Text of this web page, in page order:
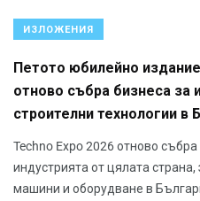
ИЗЛОЖЕНИЯ
Петото юбилейно
отново събра бизнеса за
строителни технологии в
Techno Expo 2026 отново
индустрията от цялата
машини и оборудване в